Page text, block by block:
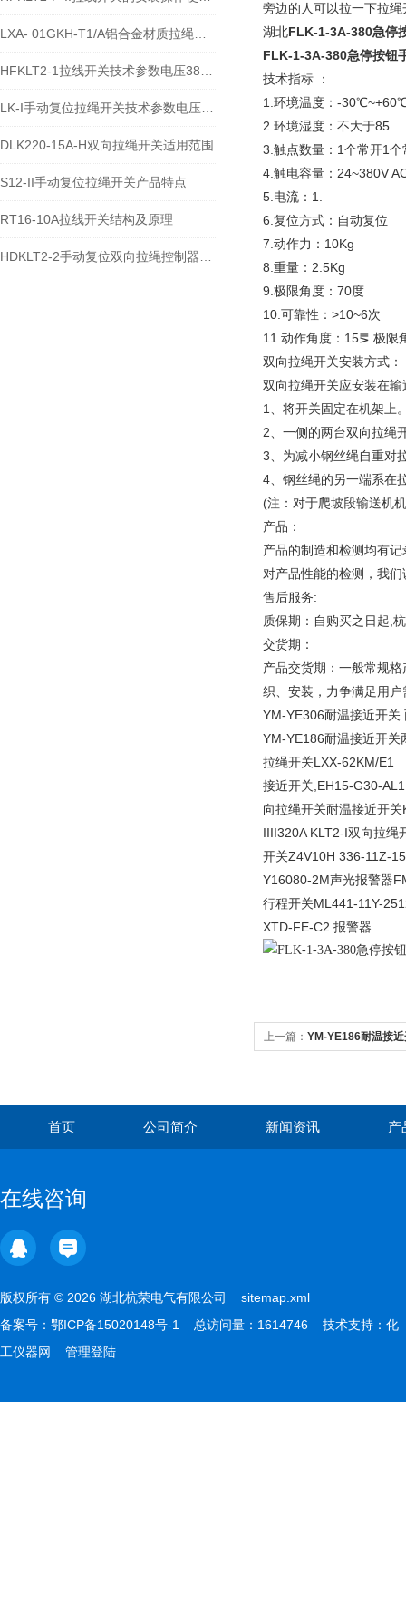
DLK220-15A-H双向拉绳开关适用范围
S12-II手动复位拉绳开关产品特点
RT16-10A拉线开关结构及原理
旁边的人可以拉一下拉
湖北FLK-1-3A-380急停
FLK-1-3A-380急停按钮
技术指标 ：
1.环境温度：-
2.环境湿度：不大于85
3.触点数量：1个常开1个
4.触电容量：24~380V
5.电流：1.
6.复位方式：自动复位
7.动作力：10Kg
8.重量：2.5Kg
9.极限角度：70度
10.可靠性：>10~6次
11.动作角度：15⪚ 极限
双向拉绳开关安装方式：
双向拉绳开关应安装在
1、将开关固定在机架上
2、一侧的两台双向拉绳
3、为减小钢丝绳自重对
4、钢丝绳的另一端系在
(注：对于爬坡段输送机
产品：
产品的制造和检测均有
对产品性能的检测，我
售后服务:
质保期：自购买之日起,
交货期：
产品交货期：一般常规
织、安装，力争满足用户
YM-YE306耐温接近开关
YM-YE186耐温接近开
拉绳开关LXX-62KM/E1
接近开关,EH15-G30-
向拉绳开关耐温接近开
IIII320A KLT2-I双向拉
开关Z4V10H 336-11Z-
Y16080-2M声光报警器
行程开关ML441-11Y-
XTD-FE-C2 报警器
上一篇： YM-YE186耐温接
首页 公司简介 新闻资讯 产
在线咨询
版权所有 © 2026 湖北杭荣电气有限公司 sitemap.xml
备案号： 鄂ICP备15020148号-1 总访问量：1614746 技术支持： 化
工仪器网
管理登陆